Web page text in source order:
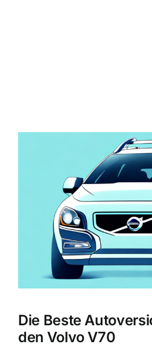
Die Beste
den Volvo V70